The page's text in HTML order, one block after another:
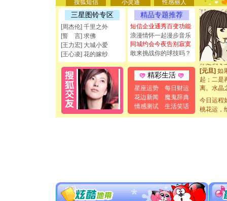
搜狐短信 小灵通 性感丽人
三星图铃专区
[周杰伦] 千里之外
[誓 言] 求佛
[王力宏] 大城小爱
[王心凌] 花的嫁纱
精品专题推荐
短信企业通秀百变功能
浪漫情怀一起漫步音乐
同城约会今夜告别寂寞
敢来挑战你的球技吗？
精彩生活
星座运势
每日财运
花边新闻
魔鬼辞典
情感测试
生活笑话
能正大光
都要快乐
[圣诞节]
如意,快
[元旦]看
断电。爱
你是我专
[元旦]如
起；二是
离。水晶
[元旦] 当
泣，这痛
卖了。水
[春节]风
要平安！
[圣诞节]
今日运程
桃花运，